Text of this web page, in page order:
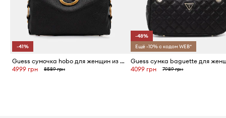
-41%
Guess сумочка hobo для женщин из искусственной кожи CAMDEN
4999 грн
8589 грн
-48%
Ещё -10% с кодом WEB*
4099 грн 7989 грн